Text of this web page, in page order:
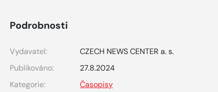
Podrobnosti
Vydavatel:
CZECH NEWS CENTER a. s.
Publikováno:
27.8.2024
Kategorie:
Časopisy